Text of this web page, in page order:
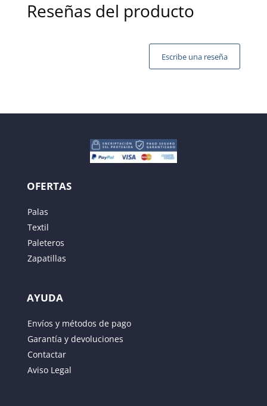
Reseñas del producto
Escribe una reseña
este navegador para la próxima vez que comente.
OFERTAS
Palas
Textil
Paleteros
Zapatillas
AYUDA
Envíos y métodos de pago
Garantía y devoluciones
Contactar
Aviso Legal